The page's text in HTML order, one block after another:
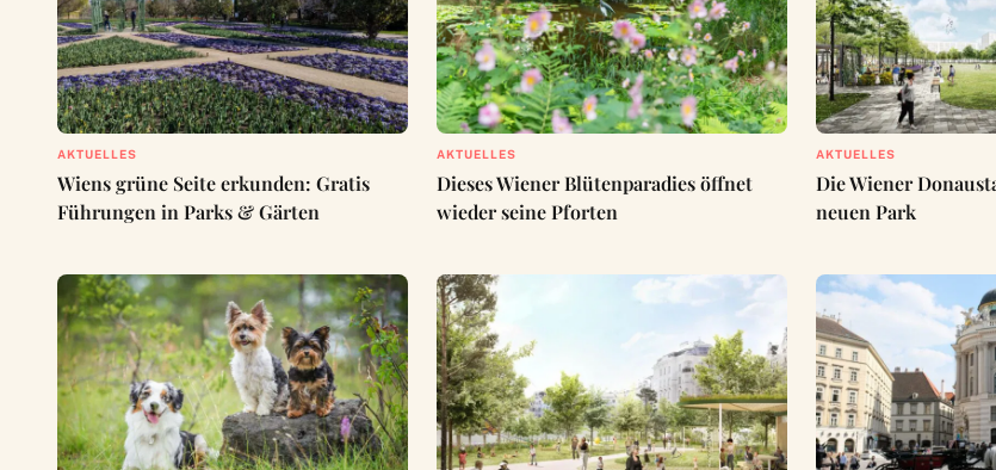
AKTUELLES
Wiens grüne Seite erkunden: Gratis
Führungen in Parks & Gärten
AKTUELLES
Dieses Wiener Blütenparadies öffnet
wieder seine Pforten
AKTUELLES
Die Wiener
neuen Park